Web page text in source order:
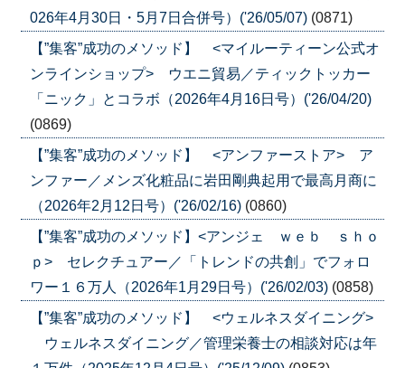
026年4月30日・5月7日合併号）('26/05/07) (0871)
【”集客”成功のメソッド】 <マイルーティーン公式オ
ンラインショップ> ウエニ貿易／ティックトッカー
「ニック」とコラボ（2026年4月16日号）('26/04/20)
(0869)
【”集客”成功のメソッド】 <アンファーストア> ア
ンファー／メンズ化粧品に岩田剛典起用で最高月商に
（2026年2月12日号）('26/02/16) (0860)
【”集客”成功のメソッド】<アンジェ ｗｅｂ ｓｈｏ
ｐ> セレクチュアー／「トレンドの共創」でフォロ
ワー１６万人（2026年1月29日号）('26/02/03) (0858)
【”集客”成功のメソッド】 <ウェルネスダイニング>
ウェルネスダイニング／管理栄養士の相談対応は年